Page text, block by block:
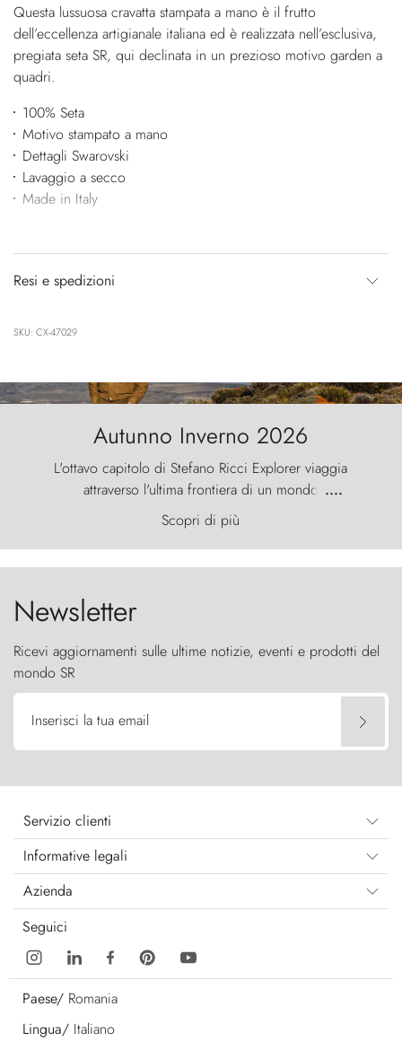
Questa lussuosa cravatta stampata a mano è il frutto
dell’eccellenza artigianale italiana ed è realizzata nell’esclusiva,
pregiata seta SR, qui declinata in un prezioso motivo garden a
quadri.
100% Seta
Motivo stampato a mano
Dettagli Swarovski
Lavaggio a secco
Made in Italy
Resi e spedizioni
SKU: CX-47029
Autunno Inverno 2026
L'ottavo capitolo di Stefano Ricci Explorer viaggia
attraverso l'ultima frontiera di un mondo
primordiale, dove il vento scolpisce la natura con
furia ancestrale e le Torres del Paine sfidano il
cielo come sentinelle di pietra.
....
Scopri di più
Newsletter
Ricevi aggiornamenti sulle ultime notizie, eventi e prodotti del
mondo SR
Inserisci la tua email
Servizio clienti
Informative legali
Azienda
Seguici
Paese/ Romania
Lingua/ Italiano